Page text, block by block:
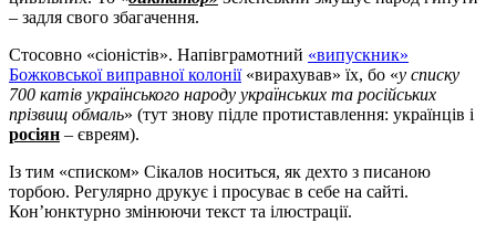
– задля свого збагачення.
Стосовно «сіоністів». Напівграмотний «випускник»
Божковської виправної колонії«вирахував» їх, бо «у списку
700 катів українського народу українських та російських
прізвищ обмаль» (тут знову підле протиставлення: українців і
росіян – євреям).
Із тим «списком» Сікалов носиться, як дехто з писаною
торбою. Регулярно друкує і просуває в себе на сайті.
Кон’юнктурно змінюючи текст та ілюстрації.